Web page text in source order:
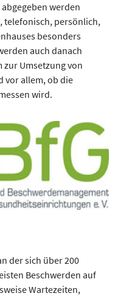
werden
telefonisch, persönlich,
besonders
auch danach
zur Umsetzung von
vor allem, ob die
wird.
der sich über 200
Beschwerden auf
Wartezeiten,